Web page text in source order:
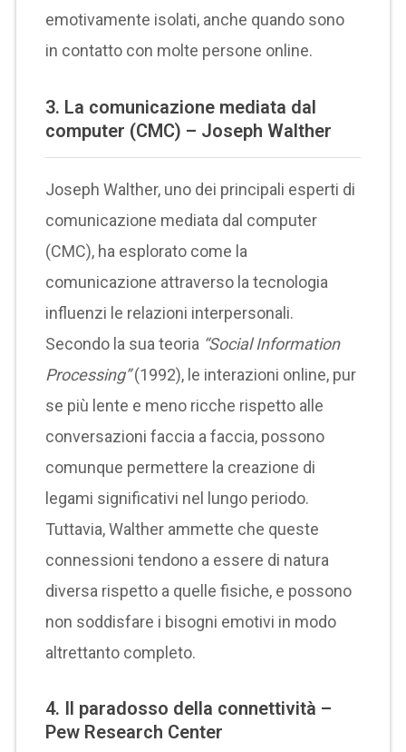
emotivamente isolati, anche quando sono
in contatto con molte persone online.
3. La comunicazione mediata dal
computer (CMC) – Joseph Walther
Joseph Walther, uno dei principali esperti di
comunicazione mediata dal computer
(CMC), ha esplorato come la
comunicazione attraverso la tecnologia
influenzi le relazioni interpersonali.
Secondo la sua teoria “Social Information
Processing”(1992), le interazioni online, pur
se più lente e meno ricche rispetto alle
conversazioni faccia a faccia, possono
comunque permettere la creazione di
legami significativi nel lungo periodo.
Tuttavia, Walther ammette che queste
connessioni tendono a essere di natura
diversa rispetto a quelle fisiche, e possono
non soddisfare i bisogni emotivi in modo
altrettanto completo.
4.
Il paradosso della connettività –
Pew Research Center